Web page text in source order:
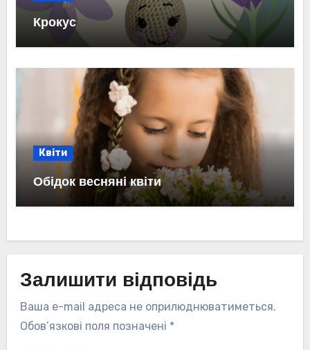
Крокус
Квіти
Обідок весняні квіти
Залишити відповідь
Ваша e-mail адреса не оприлюднюватиметься.
Обов’язкові поля позначені *